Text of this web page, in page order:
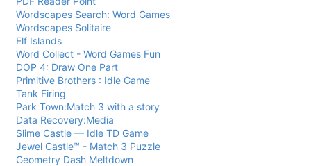
Wordscapes Search: Word Games
Wordscapes Solitaire
Elf Islands
Word Collect - Word Games Fun
DOP 4: Draw One Part
Primitive Brothers : Idle Game
Tank Firing
Park Town:Match 3 with a story
Data Recovery:Media
Slime Castle — Idle TD Game
Jewel Castle™ - Match 3 Puzzle
Geometry Dash Meltdown